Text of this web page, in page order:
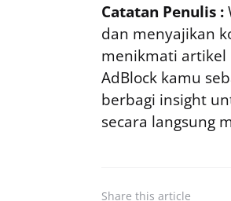
Catatan Penulis :
dan menyajikan
menikmati
AdBlock kamu
berbagi insight
secara langsung
Share this article